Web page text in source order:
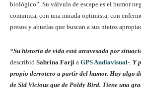
biológico”. Su válvula de escape es el humor
comunica, con una mirada optimista, con
presos y abuelas que buscan a sus nietos
“Su historia de vida está atravesada por
describió Sabrina Farji a GPS Audiovisual-. Y
propio derrotero a partir del humor. Hay algo
de Sid Vicious que de Poldy Bird. Tiene una